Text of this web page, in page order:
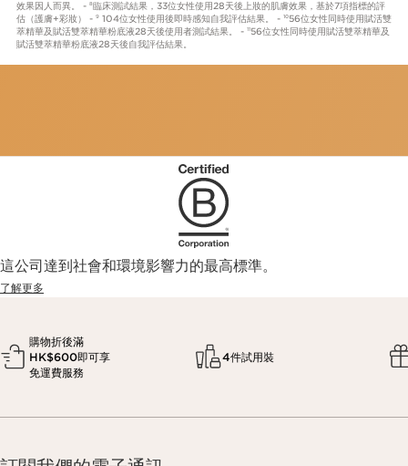
效果因人而異。 - 8臨床測試結果，33位女性使用28天後上妝的肌膚效果，基於7項指標的評
估（護膚+彩妝） - 9104位女性使用後即時感知自我評估結果。 - 1056位女性同時使用賦活雙
萃精華及賦活雙萃精華粉底液28天後使用者測試結果。 - 1156位女性同時使用賦活雙萃精華及
賦活雙萃精華粉底液28天後自我評估結果。
這公司達到社會和環境影響力的最高標準。
了解更多
購物折後滿
HK$600即可享
免運費服務
4件試用裝